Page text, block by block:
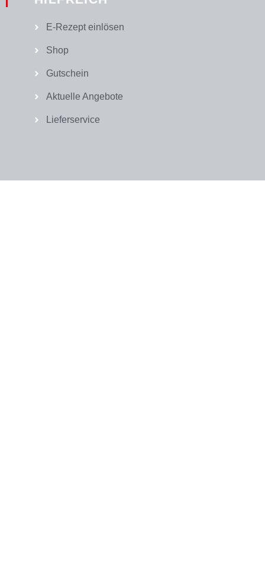
E-Rezept einlösen
Shop
Gutschein
Aktuelle Angebote
Lieferservice